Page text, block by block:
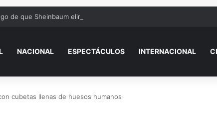
de que Sheinbaum eliminó el programa de regularización de
NACIONAL ESPECTÁCULOS INTERNACIONAL
cubetas llenas de huesos humanos